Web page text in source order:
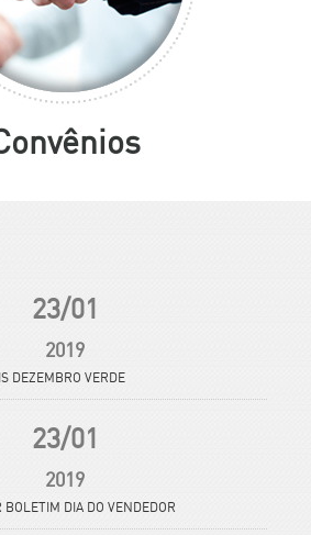
23/01
2019
DEZEMBRO VERDE
23/01
2019
BOLETIM DIA DO VENDEDOR